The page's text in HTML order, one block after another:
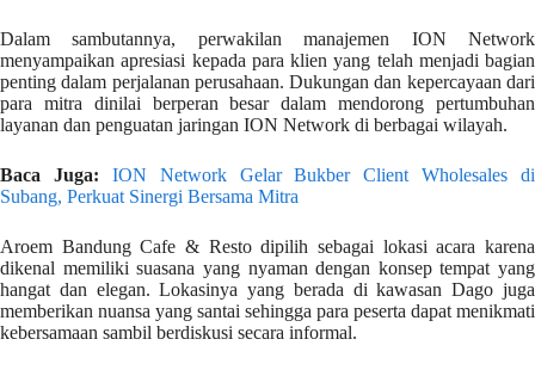
Dalam sambutannya, perwakilan manajemen ION Network
menyampaikan apresiasi kepada para klien yang telah menjadi bagian
penting dalam perjalanan perusahaan. Dukungan dan kepercayaan dari
para mitra dinilai berperan besar dalam mendorong pertumbuhan
layanan dan penguatan jaringan ION Network di berbagai wilayah.
Baca Juga:
ION Network Gelar Bukber Client Wholesales di
Subang, Perkuat Sinergi Bersama Mitra
Aroem Bandung Cafe & Resto dipilih sebagai lokasi acara karena
dikenal memiliki suasana yang nyaman dengan konsep tempat yang
hangat dan elegan. Lokasinya yang berada di kawasan Dago juga
memberikan nuansa yang santai sehingga para peserta dapat menikmati
kebersamaan sambil berdiskusi secara informal.